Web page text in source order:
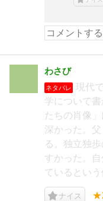
わさび
ネタバレ
現代
学について
たちの肖像
深かった。
る。独立独
すかった。
ているという
ナイス